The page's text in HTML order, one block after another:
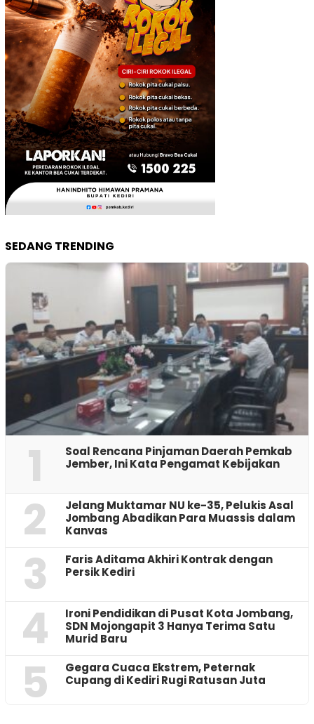
SEDANG TRENDING
1
‎Soal Rencana Pinjaman Daerah Pemkab
Jember, Ini Kata Pengamat Kebijakan ‎
2
Jelang Muktamar NU ke-35, Pelukis Asal
Jombang Abadikan Para Muassis dalam
Kanvas
3
Faris Aditama Akhiri Kontrak dengan
Persik Kediri
4
Ironi Pendidikan di Pusat Kota Jombang,
SDN Mojongapit 3 Hanya Terima Satu
Murid Baru
5
‎Gegara Cuaca Ekstrem, Peternak
Cupang di Kediri Rugi Ratusan Juta